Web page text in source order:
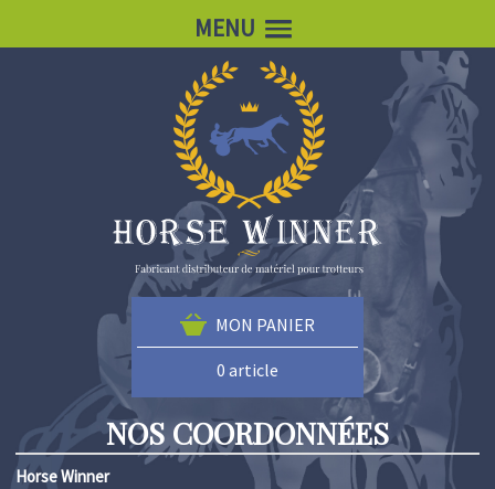
MON PANIER
0 article
MENU
NOS COORDONNÉES
Horse Winner